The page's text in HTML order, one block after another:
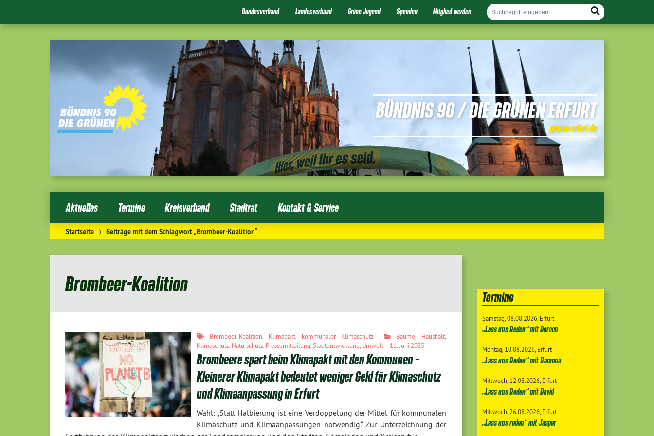
Bundesverband Landesverband Grüne Jugend Spenden Mitglied werden
BÜNDNIS 90 / DIE GRÜNEN ERFURT
gruene-erfurt.de
Aktuelles Termine Kreisverband Stadtrat Kontakt & Service
Startseite ⟩ Beiträge mit dem Schlagwort „Brombeer-Koalition“
Brombeer-Koalition
Brombeer-Koalition, Klimapakt, kommunaler Klimaschutz Bäume Haushalt
Klimaschutz, Naturschutz, Pressemitteilung Stadtentwicklung Umwelt 11. Juni 2025
Brombeere spart beim Klimapakt mit den Kommunen –
Kleinerer Klimapakt bedeutet weniger Geld für Klimaschutz
und Klimaanpassung in Erfurt
Wahl: „Statt Halbierung ist eine Verdoppelung der Mittel für kommunalen
Klimaschutz und Klimaanpassungen notwendig.“ Zur Unterzeichnung der
Termine
Samstag 08.08.2026 Erfurt
„Lass uns Reden“ mit Doreen
Montag 10.08.2026 Erfurt
„Lass uns Reden“ mit Ramona
Mittwoch 12.08.2026 Erfurt
„Lass uns Reden“ mit David
Mittwoch 26.08.2026 Erfurt
„Lass uns reden“ mit Jasper